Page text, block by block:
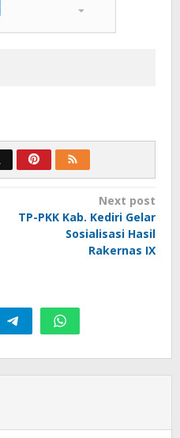
Next post
TP-PKK Kab. Kediri Gelar
Sosialisasi Hasil
Rakernas IX